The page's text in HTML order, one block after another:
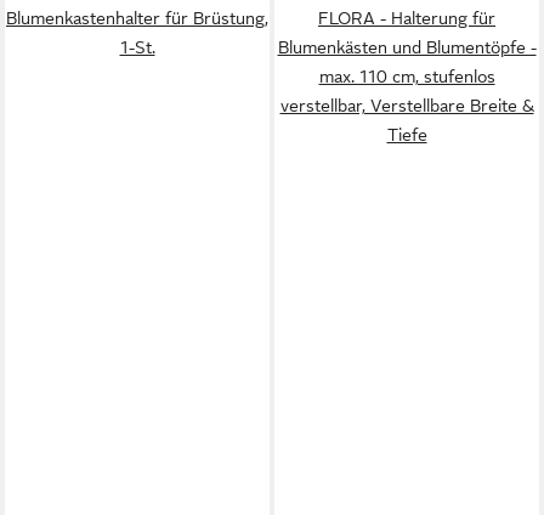
Blumenkastenhalter für Brüstung,
1-St.
FLORA - Halterung für
Blumenkästen und Blumentöpfe -
max. 110 cm, stufenlos
verstellbar, Verstellbare Breite &
Tiefe